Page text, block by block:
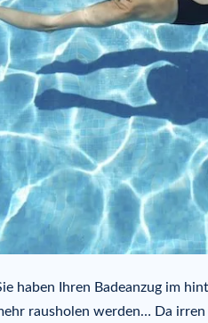
haben Ihren Badeanzug im
rausholen werden… Da